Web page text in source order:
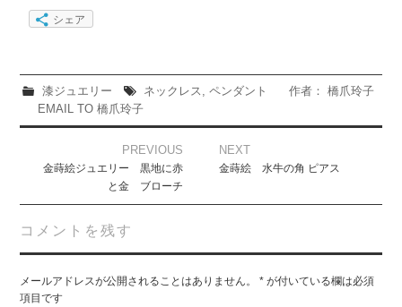
シェア
漆ジュエリー ネックレス , ペンダント
作者： 橋爪玲子
EMAIL TO 橋爪玲子
navigation
PREVIOUS
金蒔絵ジュエリー 黒地に赤
と金 ブローチ
NEXT
金蒔絵 水牛の角 ピアス
コメントを残す
メールアドレスが公開されることはありません。 * が付いている欄は必須
項目です